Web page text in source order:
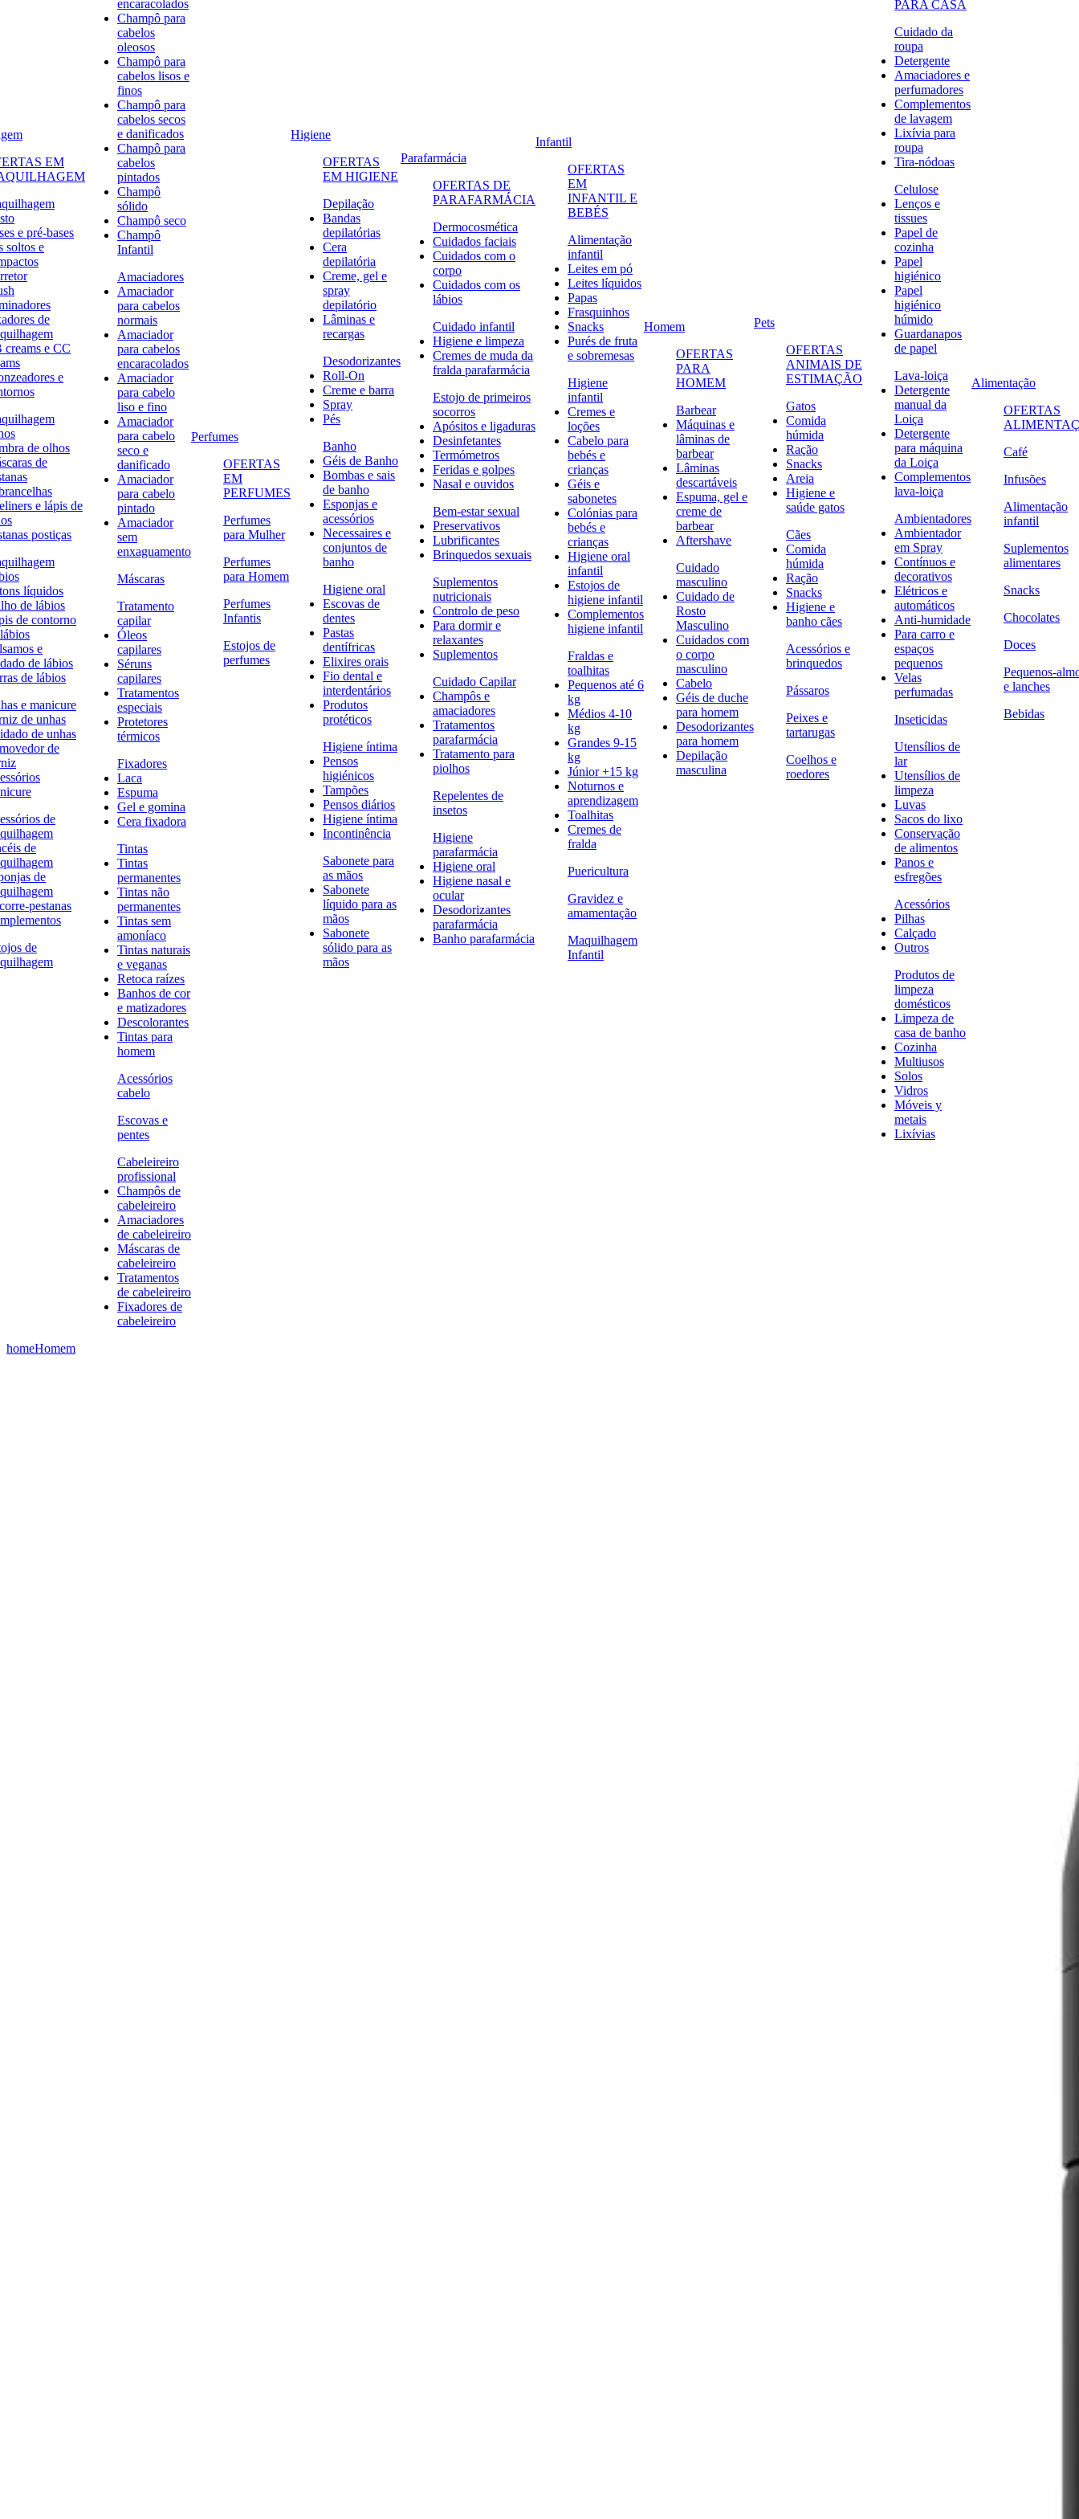
EM
e pré-bases
soltos e
de
creams e CC
e
de olhos
de
e lápis de
postiças
líquidos
de lábios
de contorno
e
de lábios
de lábios
e manicure
de unhas
de unhas
de
de
de
de
pestanas
de
encaracolados
Champô para
cabelos
oleosos
Champô para
cabelos lisos e
finos
Champô para
cabelos secos
e danificados
Champô para
cabelos
pintados
Champô
sólido
Champô seco
Champô
Infantil
Amaciadores
Amaciador
para cabelos
normais
Amaciador
para cabelos
encaracolados
Amaciador
para cabelo
liso e fino
Amaciador
para cabelo
seco e
danificado
Amaciador
para cabelo
pintado
Amaciador
sem
enxaguamento
Máscaras
Tratamento
capilar
Óleos
capilares
Séruns
capilares
Tratamentos
especiais
Protetores
térmicos
Fixadores
Laca
Espuma
Gel e gomina
Cera fixadora
Tintas
Tintas
permanentes
Tintas não
permanentes
Tintas sem
amoníaco
Tintas naturais
e veganas
Retoca raízes
Banhos de cor
e matizadores
Descolorantes
Tintas para
homem
Acessórios
cabelo
Escovas e
pentes
Cabeleireiro
profissional
Champôs de
cabeleireiro
Amaciadores
de cabeleireiro
Máscaras de
cabeleireiro
Tratamentos
de cabeleireiro
Fixadores de
cabeleireiro
Perfumes
OFERTAS
EM
PERFUMES
Perfumes
para Mulher
Perfumes
para Homem
Perfumes
Infantis
Estojos de
perfumes
Higiene
OFERTAS
EM HIGIENE
Depilação
Bandas
depilatórias
Cera
depilatória
Creme, gel e
spray
depilatório
Lâminas e
recargas
Desodorizantes
Roll-On
Creme e barra
Spray
Pés
Banho
Géis de Banho
Bombas e sais
de banho
Esponjas e
acessórios
Necessaires e
conjuntos de
banho
Higiene oral
Escovas de
dentes
Pastas
dentífricas
Elixires orais
Fio dental e
interdentários
Produtos
protéticos
Higiene íntima
Pensos
higiénicos
Tampões
Pensos diários
Higiene íntima
Incontinência
Sabonete para
as mãos
Sabonete
líquido para as
mãos
Sabonete
sólido para as
mãos
Parafarmácia
OFERTAS DE
PARAFARMÁCIA
Dermocosmética
Cuidados faciais
Cuidados com o
corpo
Cuidados com os
lábios
Cuidado infantil
Higiene e limpeza
Cremes de muda da
fralda parafarmácia
Estojo de primeiros
socorros
Apósitos e ligaduras
Desinfetantes
Termómetros
Feridas e golpes
Nasal e ouvidos
Bem-estar sexual
Preservativos
Lubrificantes
Brinquedos sexuais
Suplementos
nutricionais
Controlo de peso
Para dormir e
relaxantes
Suplementos
Cuidado Capilar
Champôs e
amaciadores
Tratamentos
parafarmácia
Tratamento para
piolhos
Repelentes de
insetos
Higiene
parafarmácia
Higiene oral
Higiene nasal e
ocular
Desodorizantes
parafarmácia
Banho parafarmácia
Infantil
OFERTAS
EM
INFANTIL E
BEBÉS
Alimentação
infantil
Leites em pó
Leites líquidos
Papas
Frasquinhos
Snacks
Purés de fruta
e sobremesas
Higiene
infantil
Cremes e
loções
Cabelo para
bebés e
crianças
Géis e
sabonetes
Colónias para
bebés e
crianças
Higiene oral
infantil
Estojos de
higiene infantil
Complementos
higiene infantil
Fraldas e
toalhitas
Pequenos até 6
kg
Médios 4-10
kg
Grandes 9-15
kg
Júnior +15 kg
Noturnos e
aprendizagem
Toalhitas
Cremes de
fralda
Puericultura
Gravidez e
amamentação
Maquilhagem
Infantil
Homem
OFERTAS
PARA
HOMEM
Barbear
Máquinas e
lâminas de
barbear
Lâminas
descartáveis
Espuma, gel e
creme de
barbear
Aftershave
Cuidado
masculino
Cuidado de
Rosto
Masculino
Cuidados com
o corpo
masculino
Cabelo
Géis de duche
para homem
Desodorizantes
para homem
Depilação
masculina
Pets
OFERTAS
ANIMAIS DE
ESTIMAÇÃO
Gatos
Comida
húmida
Ração
Snacks
Areia
Higiene e
saúde gatos
Cães
Comida
húmida
Ração
Snacks
Higiene e
banho cães
Acessórios e
brinquedos
Pássaros
Peixes e
tartarugas
Coelhos e
roedores
PARA CASA
Cuidado da
roupa
Detergente
Amaciadores e
perfumadores
Complementos
de lavagem
Lixívia para
roupa
Tira-nódoas
Celulose
Lenços e
tissues
Papel de
cozinha
Papel
higiénico
Papel
higiénico
húmido
Guardanapos
de papel
Lava-loiça
Detergente
manual da
Loiça
Detergente
para máquina
da Loiça
Complementos
lava-loiça
Ambientadores
Ambientador
em Spray
Contínuos e
decorativos
Elétricos e
automáticos
Anti-humidade
Para carro e
espaços
pequenos
Velas
perfumadas
Inseticidas
Utensílios de
lar
Utensílios de
limpeza
Luvas
Sacos do lixo
Conservação
de alimentos
Panos e
esfregões
Acessórios
Pilhas
Calçado
Outros
Produtos de
limpeza
domésticos
Limpeza de
casa de banho
Cozinha
Multiusos
Solos
Vidros
Móveis y
metais
Lixívias
Alimentação
OFERTAS
Café
Infusões
Alimentação
infantil
Suplementos
alimentares
Snacks
Chocolates
Doces
Pequenos-
e lanches
Bebidas
homeHomem